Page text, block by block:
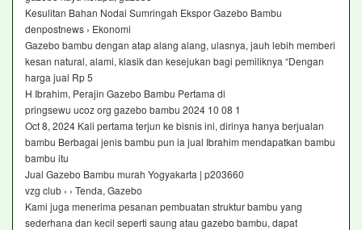
Kesulitan Bahan Nodai Sumringah Ekspor Gazebo Bambu
denpostnews › Ekonomi
Gazebo bambu dengan atap alang alang, ulasnya, jauh lebih memberi
kesan natural, alami, klasik dan kesejukan bagi pemiliknya “Dengan
harga jual Rp 5
H Ibrahim, Perajin Gazebo Bambu Pertama di
pringsewu ucoz org gazebo bambu 2024 10 08 1
Oct 8, 2024 Kali pertama terjun ke bisnis ini, dirinya hanya berjualan
bambu Berbagai jenis bambu pun ia jual Ibrahim mendapatkan bambu
bambu itu
Jual Gazebo Bambu murah Yogyakarta | p203660
vzg club › › Tenda, Gazebo
Kami juga menerima pesanan pembuatan struktur bambu yang
sederhana dan kecil seperti saung atau gazebo bambu, dapat